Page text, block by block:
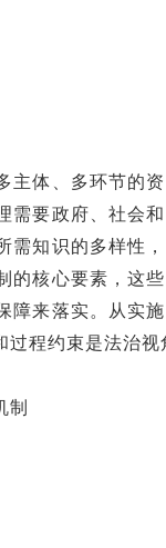
主体、多环节的
需要政府、社会
需知识的多样性
的核心要素，这
障来落实。从实
程约束是法治
制